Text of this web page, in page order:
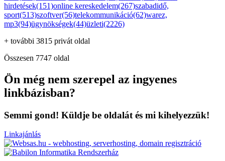
hirdetések(151)online kereskedelem(267)szabadidő,
sport(513)szoftver(56)telekommunikáció(62)warez,
mp3(94)ügynökségek(44)üzleti(2226)
+ további 3815 privát oldal
Összesen 7747 oldal
Ön még nem szerepel az ingyenes
linkbázisban?
Semmi gond! Küldje be oldalát és mi kihelyezzük!
Linkajánlás